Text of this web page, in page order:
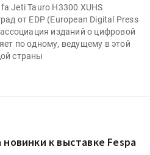
Jeti Tauro H3300 XUHS
от EDP (European Digital Press
изданий о цифровой
по одному, ведущему в этой
страны
к выставке Fespa